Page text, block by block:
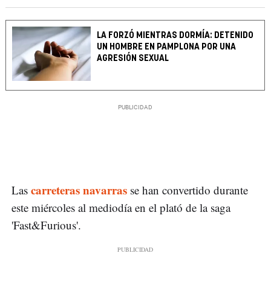
LA FORZÓ MIENTRAS DORMÍA: DETENIDO
UN HOMBRE EN PAMPLONA POR UNA
AGRESIÓN SEXUAL
Las carreteras navarras se han convertido durante
este miércoles al mediodía en el plató de la saga
'Fast&Furious'.